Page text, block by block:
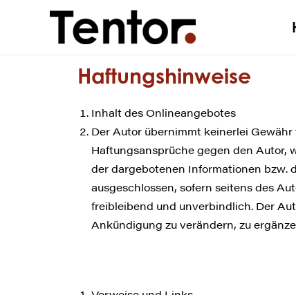
Haftungshinweise
Inhalt des Onlineangebotes
Der Autor übernimmt keinerlei
Haftungsansprüche gegen den Autor,
der dargebotenen Informationen bzw.
ausgeschlossen, sofern seitens des
freibleibend und unverbindlich. Der
Ankündigung zu verändern, zu